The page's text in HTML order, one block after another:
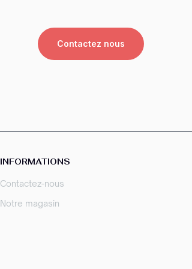
Contactez nous
INFORMATIONS
Contactez-nous
Notre magasin